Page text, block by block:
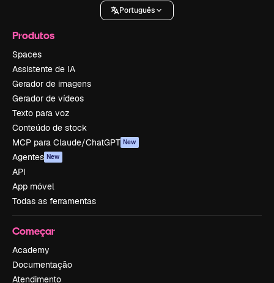
Português
Produtos
Spaces
Assistente de IA
Gerador de imagens
Gerador de vídeos
Texto para voz
Conteúdo de stock
MCP para Claude/ChatGPT New
Agentes New
API
App móvel
Todas as ferramentas
Começar
Academy
Documentação
Atendimento